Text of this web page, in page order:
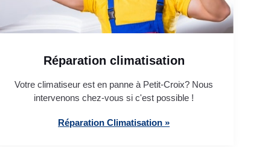
Réparation climatisation
Votre climatiseur est en panne à Petit-Croix? Nous
intervenons chez-vous si c'est possible !
Réparation Climatisation »